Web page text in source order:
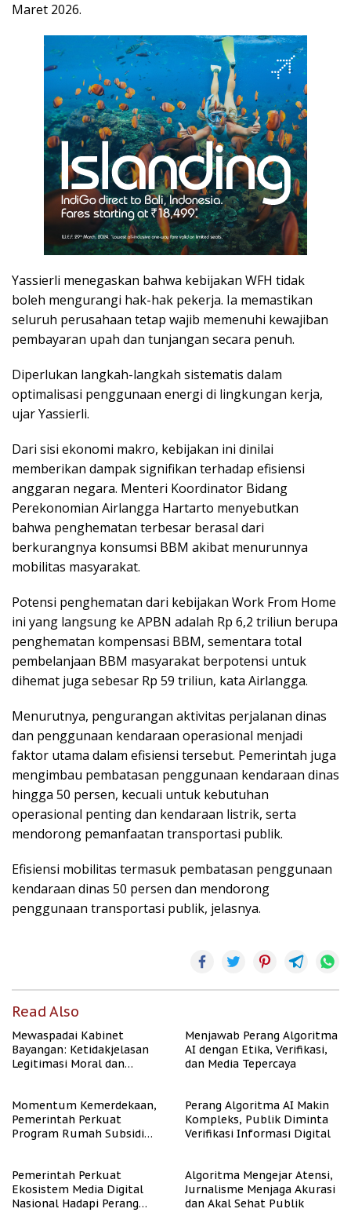
Maret 2026.
Yassierli menegaskan bahwa kebijakan WFH tidak
boleh mengurangi hak-hak pekerja. Ia memastikan
seluruh perusahaan tetap wajib memenuhi kewajiban
pembayaran upah dan tunjangan secara penuh.
Diperlukan langkah-langkah sistematis dalam
optimalisasi penggunaan energi di lingkungan kerja,
ujar Yassierli.
Dari sisi ekonomi makro, kebijakan ini dinilai
memberikan dampak signifikan terhadap efisiensi
anggaran negara. Menteri Koordinator Bidang
Perekonomian Airlangga Hartarto menyebutkan
bahwa penghematan terbesar berasal dari
berkurangnya konsumsi BBM akibat menurunnya
mobilitas masyarakat.
Potensi penghematan dari kebijakan Work From Home
ini yang langsung ke APBN adalah Rp 6,2 triliun berupa
penghematan kompensasi BBM, sementara total
pembelanjaan BBM masyarakat berpotensi untuk
dihemat juga sebesar Rp 59 triliun, kata Airlangga.
Menurutnya, pengurangan aktivitas perjalanan dinas
dan penggunaan kendaraan operasional menjadi
faktor utama dalam efisiensi tersebut. Pemerintah juga
mengimbau pembatasan penggunaan kendaraan dinas
hingga 50 persen, kecuali untuk kebutuhan
operasional penting dan kendaraan listrik, serta
mendorong pemanfaatan transportasi publik.
Efisiensi mobilitas termasuk pembatasan penggunaan
kendaraan dinas 50 persen dan mendorong
penggunaan transportasi publik, jelasnya.
Read Also
Mewaspadai Kabinet
Bayangan: Ketidakjelasan
Legitimasi Moral dan
Menjawab Perang Algoritma
AI dengan Etika, Verifikasi,
dan Media Tepercaya
Momentum Kemerdekaan,
Pemerintah Perkuat
Program Rumah Subsidi
Perang Algoritma AI Makin
Kompleks, Publik Diminta
Verifikasi Informasi Digital
Pemerintah Perkuat
Ekosistem Media Digital
Nasional Hadapi Perang
Algoritma Mengejar Atensi,
Jurnalisme Menjaga Akurasi
dan Akal Sehat Publik